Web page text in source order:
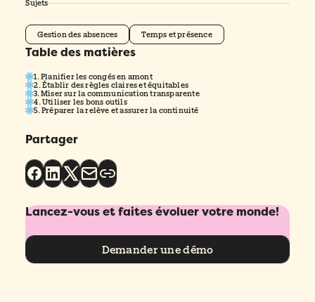
Sujets
Gestion des absences Temps et présence
Table des matières
1. Planifier les congés en amont
2. Établir des règles claires et équitables
3. Miser sur la communication transparente
4. Utiliser les bons outils
5. Préparer la relève et assurer la continuité
Partager
Lancez-vous et faites évoluer votre monde!
Demander une démo